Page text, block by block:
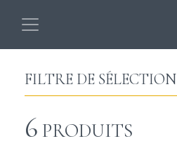
FILTRE DE SÉLECTION
6 PRODUITS